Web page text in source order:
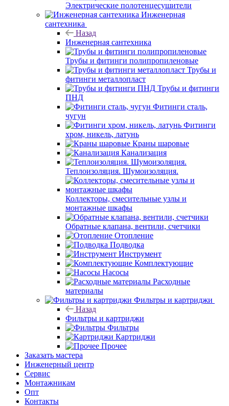
Электрические полотенцесушители
Инженерная
сантехника
Назад
Инженерная сантехника
Трубы и фитинги полипропиленовые
Трубы и
фитинги металлопласт
Трубы и фитинги
ПНД
Фитинги сталь,
чугун
Фитинги
хром, никель, латунь
Краны шаровые
Канализация
Теплоизоляция. Шумоизоляция.
Коллекторы, смесительные узлы и
монтажные шкафы
Обратные клапана, вентили, счетчики
Отопление
Подводка
Инструмент
Комплектующие
Насосы
Расходные
материалы
Фильтры и картриджи
Назад
Фильтры и картриджи
Фильтры
Картриджи
Прочее
Заказать мастера
Инженерный центр
Сервис
Монтажникам
Опт
Контакты